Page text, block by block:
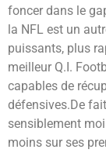
foncer dans le
la NFL est un
puissants, plus
meilleur Q.I.
capables de
défensives.De
sensiblement
moins sur ses